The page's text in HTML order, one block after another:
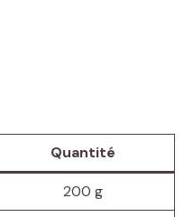
Quantité
200 g